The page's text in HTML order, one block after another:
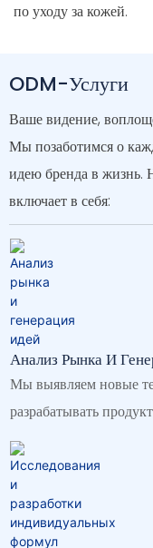
по уходу за кожей.
ODM-Услуги
Ваше видение,
Мы позаботимся о
идею бренда в жизнь.
включает в себя:
Анализ Рынка И
Мы выявляем новые
разрабатывать